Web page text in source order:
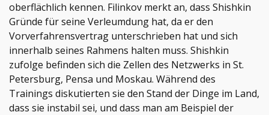
oberflächlich kennen. Filinkov merkt an, dass Shishkin
Gründe für seine Verleumdung hat, da er den
Vorverfahrensvertrag unterschrieben hat und sich
innerhalb seines Rahmens halten muss. Shishkin
zufolge befinden sich die Zellen des Netzwerks in St.
Petersburg, Pensa und Moskau. Während des
Trainings diskutierten sie den Stand der Dinge im Land,
dass sie instabil sei, und dass man am Beispiel der